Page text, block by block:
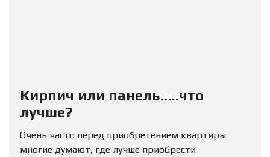
Кирпич или панель…..что
лучше?
Очень часто перед приобретением квартиры
многие думают, где лучше приобрести